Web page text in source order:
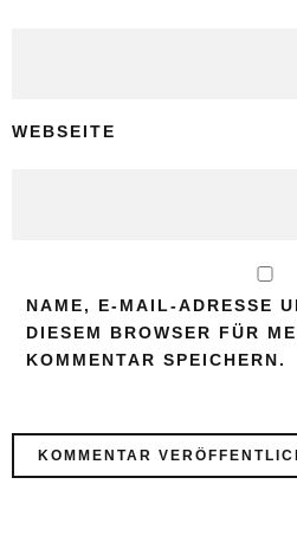
WEBSEITE
NAME, E-MAIL-ADRESSE
DIESEM BROWSER FÜR
KOMMENTAR SPEICHERN.